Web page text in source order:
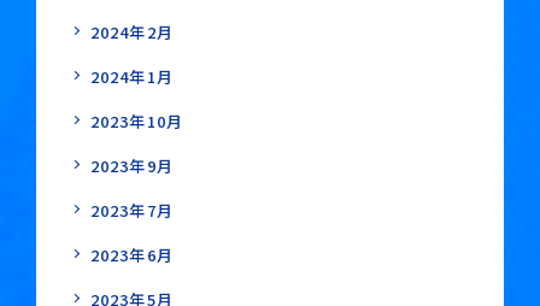
2024年2月
2024年1月
2023年10月
2023年9月
2023年7月
2023年6月
2023年5月